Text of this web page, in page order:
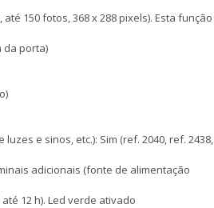
150 fotos, 368 x 288 pixels). Esta função
da porta)
e sinos, etc.): Sim (ref. 2040, ref. 2438,
adicionais (fonte de alimentação
12 h). Led verde ativado